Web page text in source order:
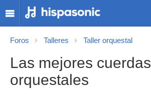
Foros Talleres Taller orquestal
Las mejores cuerdas
orquestales